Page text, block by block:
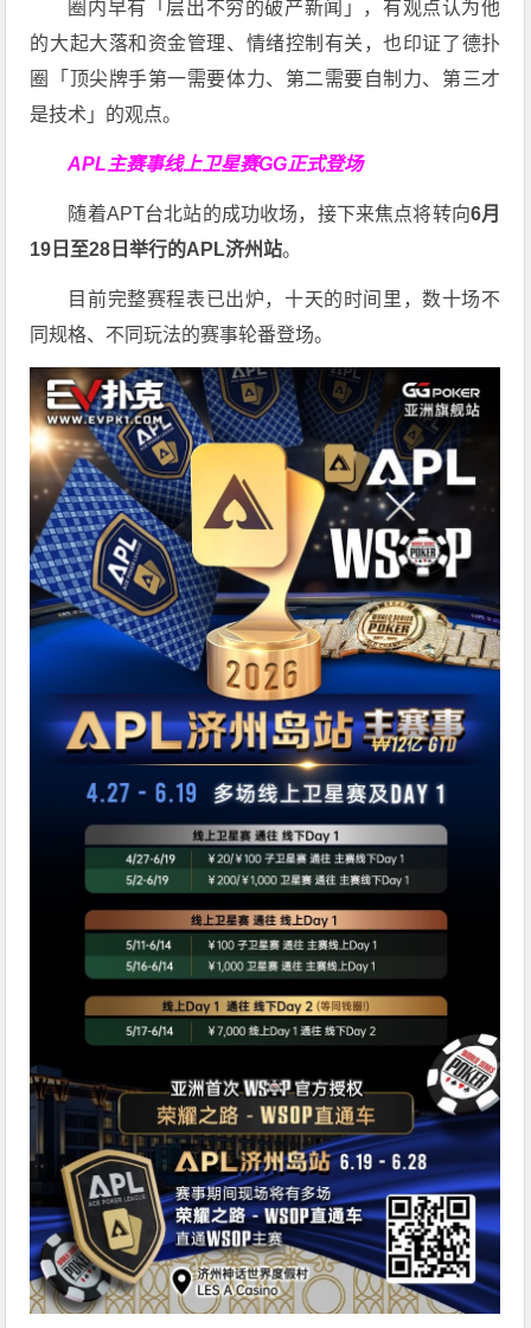
圈内早有「层出不穷的破产新闻」，有观点认为他
的大起大落和资金管理、情绪控制有关，也印证了德扑
圈「顶尖牌手第一需要体力、第二需要自制力、第三才
是技术」的观点。
APL主赛事线上卫星赛GG正式登场
随着APT台北站的成功收场，接下来焦点将转向6月
19 日至28 日举行的APL济州站。
目前完整赛程表已出炉，十天的时间里，数十场不
同规格、不同玩法的赛事轮番登场。